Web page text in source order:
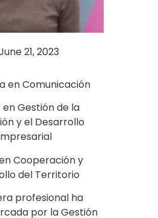
21, 2023
en Comunicación
Gestión de la
y el Desarrollo
Cooperación y
del Territorio
profesional ha
por la Gestión